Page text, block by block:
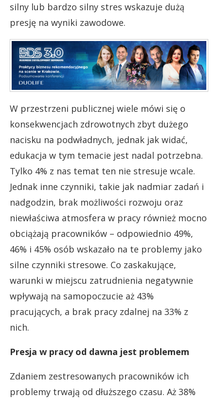
silny lub bardzo silny stres wskazuje dużą
presję na wyniki zawodowe.
W przestrzeni publicznej wiele mówi się o
konsekwencjach zdrowotnych zbyt dużego
nacisku na podwładnych, jednak jak widać,
edukacja w tym temacie jest nadal potrzebna.
Tylko 4% z nas temat ten nie stresuje wcale.
Jednak inne czynniki, takie jak nadmiar zadań i
nadgodzin, brak możliwości rozwoju oraz
niewłaściwa atmosfera w pracy również mocno
obciążają pracowników – odpowiednio 49%,
46% i 45% osób wskazało na te problemy jako
silne czynniki stresowe. Co zaskakujące,
warunki w miejscu zatrudnienia negatywnie
wpływają na samopoczucie aż 43%
pracujących, a brak pracy zdalnej na 33% z
nich.
Presja w pracy od dawna jest problemem
Zdaniem zestresowanych pracowników ich
problemy trwają od dłuższego czasu. Aż 38%